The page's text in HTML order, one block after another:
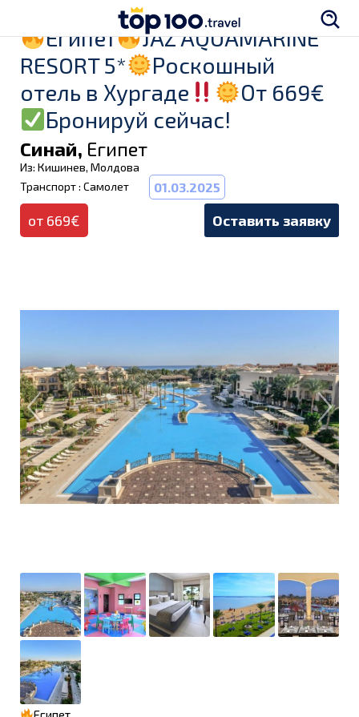
Египет
JAZ AQUAMARINE
RESORT 5*
Роскошный
отель в Хургаде
От 669€
Бронируй сейчас!
Синай, Египет
Из: Кишинев, Молдова
Транспорт : Самолет
01.03.2025
от 669€ Оставить заявку